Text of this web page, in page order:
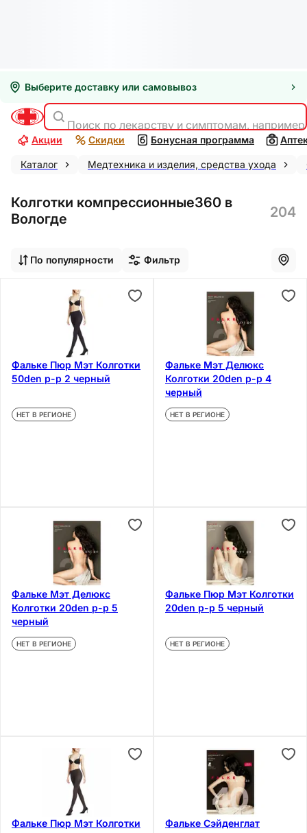
Выберите доставку или самовывоз
Поиск по лекарству и симптомам,
Акции Скидки Бонусная программа
Каталог Медтехника и изделия, средства ухода
Колготки компрессионные360 в
Вологде
204
По популярности Фильтр
Фальке Пюр Мэт Колготки
50den р-р 2 черный
НЕТ В РЕГИОНЕ
Фальке Мэт Делюкс
Колготки 20den р-р 4
черный
НЕТ В РЕГИОНЕ
Фальке Мэт Делюкс
Колготки 20den р-р 5
черный
НЕТ В РЕГИОНЕ
Фальке Пюр Мэт Колготки
20den р-р 5 черный
НЕТ В РЕГИОНЕ
Фальке Пюр Мэт Колготки
Фальке Сэйденглат